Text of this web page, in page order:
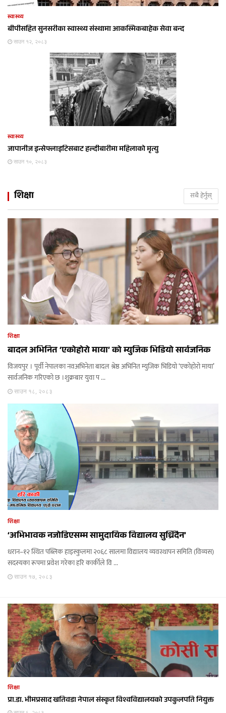
स्वास्थ्य
बीपीसहित सुनसरीका स्वास्थ्य संस्थामा आकस्मिकबाहेक सेवा बन्द
साउन १२, २०८३
स्वास्थ्य
जापानीज इन्सेफ्लाइटिसबाट हल्दीबारीमा महिलाको मृत्यु
साउन १०, २०८३
शिक्षा सबै हेर्नुस्
शिक्षा
बादल अभिनित ‘एकोहोरो माया’ को म्युजिक भिडियो सार्वजनिक
विजयपुर । पूर्वी नेपालका नवअभिनेता बादल श्रेष्ठ अभिनित म्युजिक भिडियो ‘एकोहोरो माया’
सार्वजनिक गरिएको छ ।शुक्रबार युवा प ...
साउन १८, २०८३
शिक्षा
‘अभिभावक नजोडिएसम्म सामुदायिक विद्यालय सुध्रिँदैन’
धरान–१२ स्थित पब्लिक हाइस्कुलमा २०६८ सालमा विद्यालय व्यवस्थापन समिति (विव्यस)
सदस्यका रूपमा प्रवेश गरेका हरि कार्कीले वि ...
साउन १७, २०८३
शिक्षा
प्रा.डा. भीमप्रसाद खतिवडा नेपाल संस्कृत विश्वविद्यालयको उपकुलपति नियुक्त